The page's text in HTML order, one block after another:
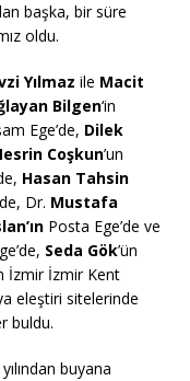
başka, bir süre
oldu.
Yılmaz ile Macit
Bilgen‘in
Ege’de, Dilek
Coşkun’un
Hasan Tahsin
Dr. Mustafa
Posta Ege’de ve
Seda Gök’ün
İzmir İzmir Kent
eleştiri sitelerinde
buldu.
buyana